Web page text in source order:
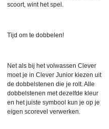
scoort, wint het spel.
Tijd om te dobbelen!
Net als bij het volwassen Clever
moet je in Clever Junior kiezen uit
de dobbelstenen die je rolt. Alle
dobbelstenen met dezelfde kleur
en het juiste symbool kun je op je
eigen scorevel verwerken.